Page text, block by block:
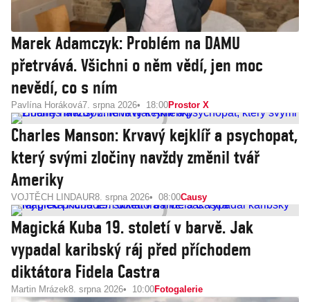
Marek Adamczyk: Problém na DAMU
přetrvává. Všichni o něm vědí, jen moc
nevědí, co s ním
Pavlína Horáková7. srpna 2026 18:00Prostor X
Charles Manson: Krvavý kejklíř a psychopat,
který svými zločiny navždy změnil tvář
Ameriky
VOJTĚCH LINDAUR8. srpna 2026 08:00Causy
Magická Kuba 19. století v barvě. Jak
vypadal karibský ráj před příchodem
diktátora Fidela Castra
Martin Mrázek8. srpna 2026 10:00Fotogalerie